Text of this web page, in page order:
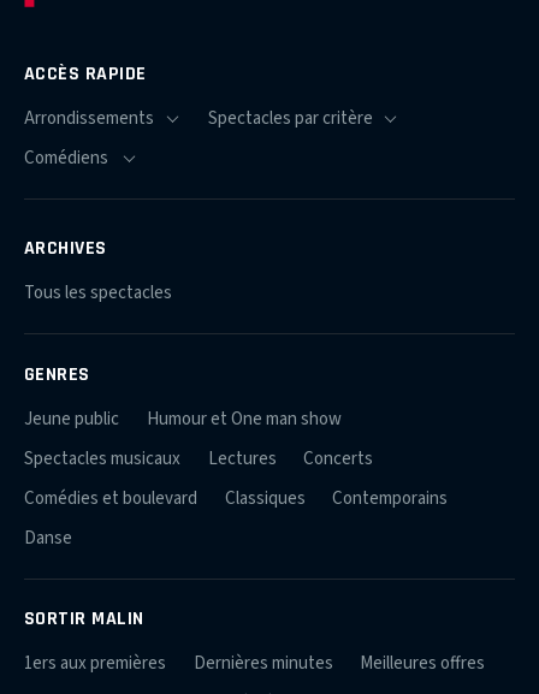
ACCÈS RAPIDE
ARCHIVES
Tous les spectacles
GENRES
Jeune public
Humour et One man show
Spectacles musicaux
Lectures
Concerts
Comédies et boulevard
Classiques
Contemporains
Danse
SORTIR MALIN
1ers aux premières Dernières minutes
Meilleures offres